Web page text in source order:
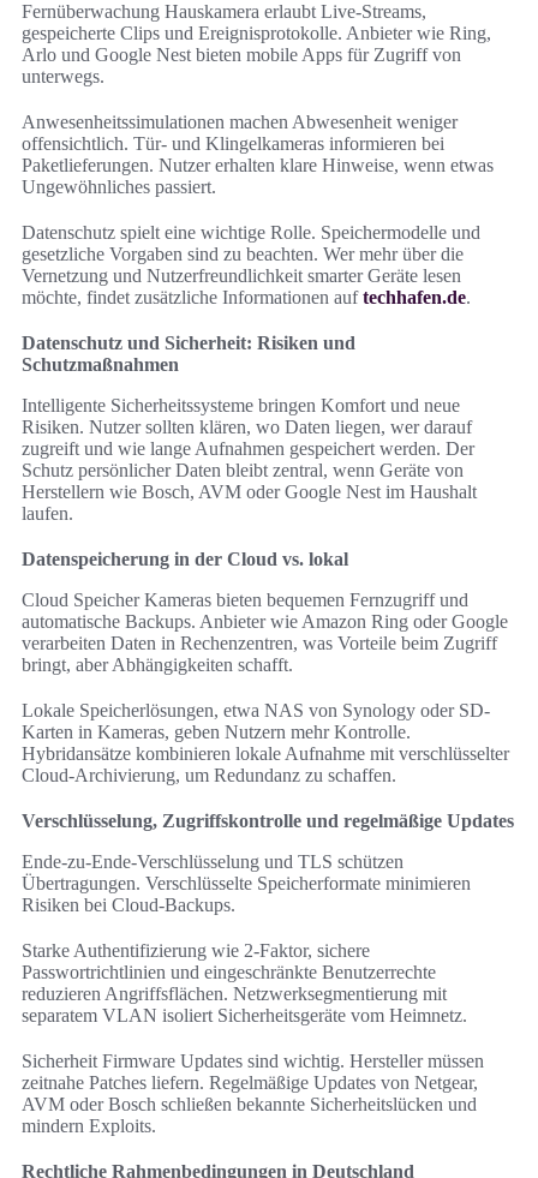
Fernüberwachung Hauskamera erlaubt Live-Streams,
gespeicherte Clips und Ereignisprotokolle. Anbieter wie Ring,
Arlo und Google Nest bieten mobile Apps für Zugriff von
unterwegs.
Anwesenheitssimulationen machen Abwesenheit weniger
offensichtlich. Tür- und Klingelkameras informieren bei
Paketlieferungen. Nutzer erhalten klare Hinweise, wenn etwas
Ungewöhnliches passiert.
Datenschutz spielt eine wichtige Rolle. Speichermodelle und
gesetzliche Vorgaben sind zu beachten. Wer mehr über die
Vernetzung und Nutzerfreundlichkeit smarter Geräte lesen
möchte, findet zusätzliche Informationen auftechhafen.de.
Datenschutz und Sicherheit: Risiken und
Schutzmaßnahmen
Intelligente Sicherheitssysteme bringen Komfort und neue
Risiken. Nutzer sollten klären, wo Daten liegen, wer darauf
zugreift und wie lange Aufnahmen gespeichert werden. Der
Schutz persönlicher Daten bleibt zentral, wenn Geräte von
Herstellern wie Bosch, AVM oder Google Nest im Haushalt
laufen.
Datenspeicherung in der Cloud vs. lokal
Cloud Speicher Kameras bieten bequemen Fernzugriff und
automatische Backups. Anbieter wie Amazon Ring oder Google
verarbeiten Daten in Rechenzentren, was Vorteile beim Zugriff
bringt, aber Abhängigkeiten schafft.
Lokale Speicherlösungen, etwa NAS von Synology oder SD-
Karten in Kameras, geben Nutzern mehr Kontrolle.
Hybridansätze kombinieren lokale Aufnahme mit verschlüsselter
Cloud-Archivierung, um Redundanz zu schaffen.
Verschlüsselung, Zugriffskontrolle und regelmäßige Updates
Ende-zu-Ende-Verschlüsselung und TLS schützen
Übertragungen. Verschlüsselte Speicherformate minimieren
Risiken bei Cloud-Backups.
Starke Authentifizierung wie 2-Faktor, sichere
Passwortrichtlinien und eingeschränkte Benutzerrechte
reduzieren Angriffsflächen. Netzwerksegmentierung mit
separatem VLAN isoliert Sicherheitsgeräte vom Heimnetz.
Sicherheit Firmware Updates sind wichtig. Hersteller müssen
zeitnahe Patches liefern. Regelmäßige Updates von Netgear,
AVM oder Bosch schließen bekannte Sicherheitslücken und
mindern Exploits.
Rechtliche Rahmenbedingungen in Deutschland